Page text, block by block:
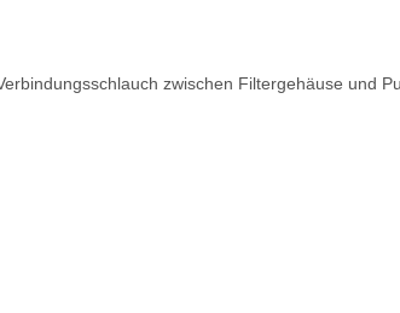
zwischen Filtergehäuse und